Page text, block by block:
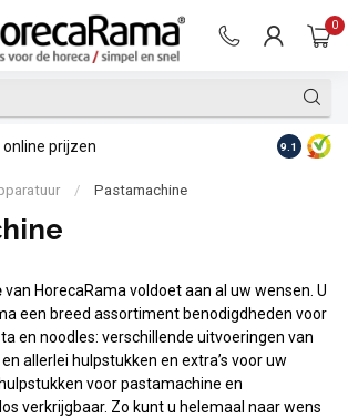
0
online prijzen Op
9.1
/ Pastamachine
van HorecaRama voldoet aan al uw wensen. U
een breed assortiment benodigdheden voor
en noodles: verschillende uitvoeringen van
allerlei hulpstukken en extra’s voor uw
voor pastamachine en
verkrijgbaar. Zo kunt u helemaal naar wens